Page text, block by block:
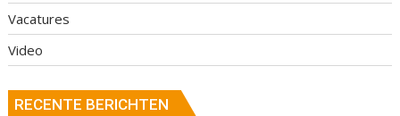
Vacatures
Video
RECENTE BERICHTEN